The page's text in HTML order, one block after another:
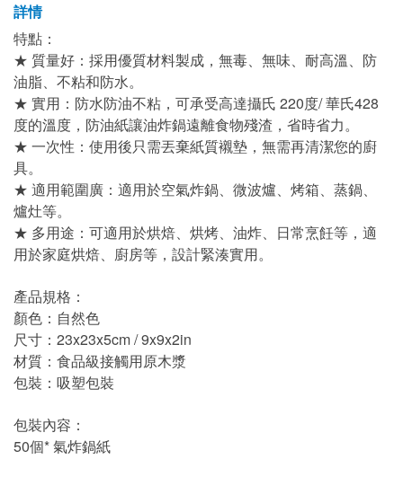
詳情
特點：
★ 質量好：採用優質材料製成，無毒、無味、耐高溫、防
油脂、不粘和防水。
★ 實用：防水防油不粘，可承受高達攝氏 220度/ 華氏428
度的溫度，防油紙讓油炸鍋遠離食物殘渣，省時省力。
★ 一次性：使用後只需丟棄紙質襯墊，無需再清潔您的廚
具。
★ 適用範圍廣：適用於空氣炸鍋、微波爐、烤箱、蒸鍋、
爐灶等。
★ 多用途：可適用於烘焙、烘烤、油炸、日常烹飪等，適
用於家庭烘焙、廚房等，設計緊湊實用。
產品規格：
顏色：自然色
尺寸：23x23x5cm / 9x9x2in
材質：食品級接觸用原木漿
包裝：吸塑包裝
包裝內容：
50個* 氣炸鍋紙